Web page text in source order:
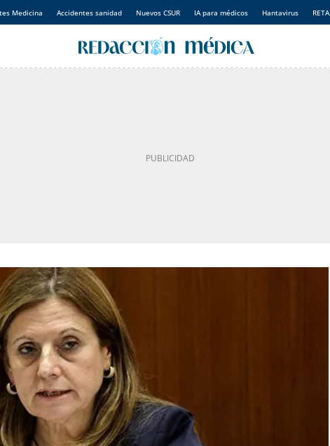
Medicina Accidentes sanidad Nuevos CSUR IA para médicos Hantavirus RETA